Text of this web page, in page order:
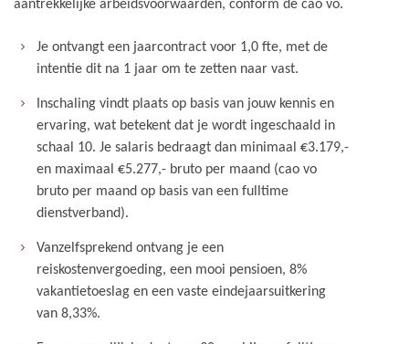
aantrekkelijke arbeidsvoorwaarden, conform de cao vo.
Je ontvangt een jaarcontract voor 1,0 fte, met de
intentie dit na 1 jaar om te zetten naar vast.
Inschaling vindt plaats op basis van jouw kennis en
ervaring, wat betekent dat je wordt ingeschaald in
schaal 10. Je salaris bedraagt dan minimaal €3.179,-
en maximaal €5.277,- bruto per maand (cao vo
bruto per maand op basis van een fulltime
dienstverband).
Vanzelfsprekend ontvang je een
reiskostenvergoeding, een mooi pensioen, 8%
vakantietoeslag en een vaste eindejaarsuitkering
van 8,33%.